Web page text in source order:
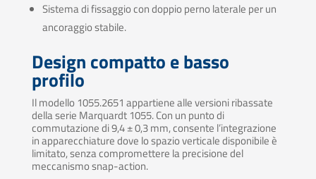
Sistema di fissaggio con doppio perno laterale per un
ancoraggio stabile.
Design compatto e basso
profilo
Il modello 1055.2651 appartiene alle versioni ribassate
della serie Marquardt 1055. Con un punto di
commutazione di 9,4 ± 0,3 mm, consente l’integrazione
in apparecchiature dove lo spazio verticale disponibile è
limitato, senza compromettere la precisione del
meccanismo snap-action.